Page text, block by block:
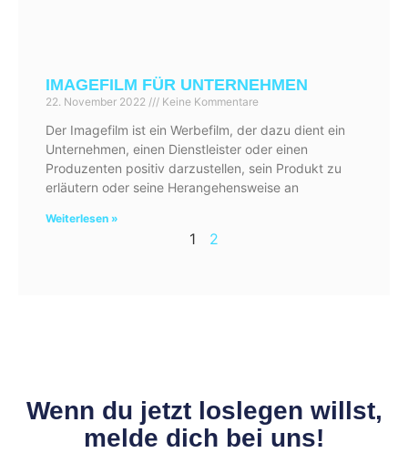
IMAGEFILM FÜR UNTERNEHMEN
22. November 2022 Keine Kommentare
Der Imagefilm ist ein Werbefilm, der dazu dient ein
Unternehmen, einen Dienstleister oder einen
Produzenten positiv darzustellen, sein Produkt zu
erläutern oder seine Herangehensweise an
Weiterlesen »
1 2
Wenn du jetzt loslegen willst,
melde dich bei uns!